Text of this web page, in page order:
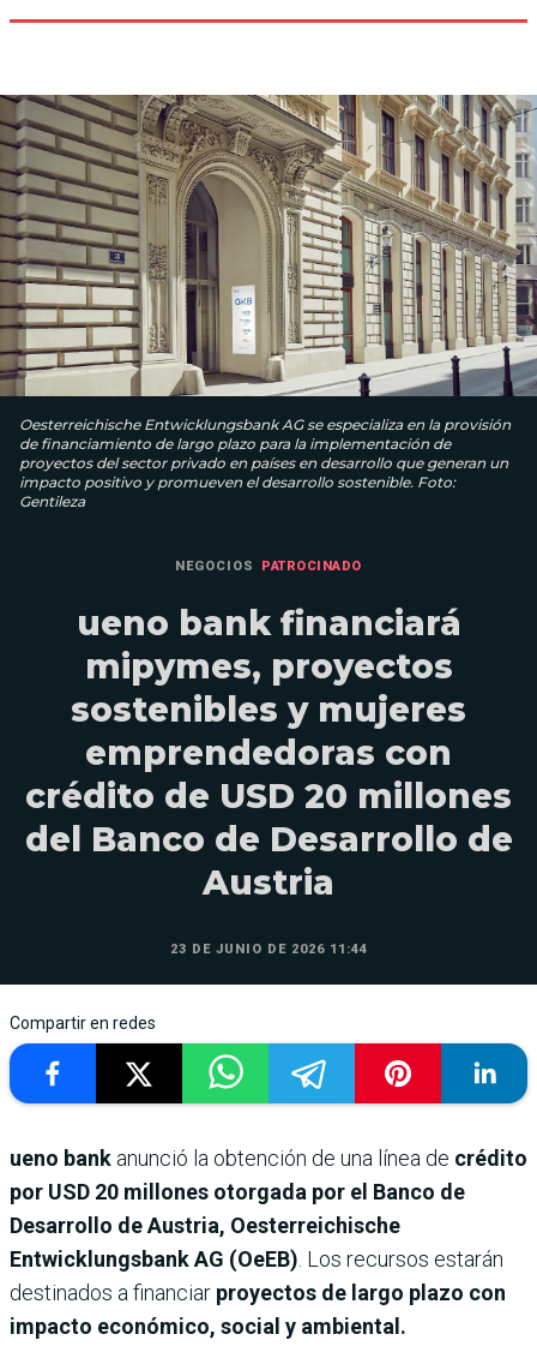
Oesterreichische Entwicklungsbank AG se especializa en la provisión
de financiamiento de largo plazo para la implementación de
proyectos del sector privado en países en desarrollo que generan un
impacto positivo y promueven el desarrollo sostenible. Foto:
Gentileza
NEGOCIOS PATROCINADO
ueno bank financiará
mipymes, proyectos
sostenibles y mujeres
emprendedoras con
crédito de USD 20 millones
del Banco de Desarrollo de
Austria
23 DE JUNIO DE 2026 11:44
Compartir en redes
ueno bank anunció la obtención de una línea de crédito
por USD 20 millones otorgada por el Banco de
Desarrollo de Austria, Oesterreichische
Entwicklungsbank AG (OeEB). Los recursos estarán
destinados a financiar proyectos de largo plazo con
impacto económico, social y ambiental.